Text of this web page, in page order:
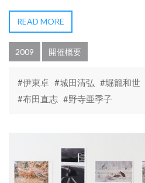
READ MORE
2009 開催概要
#伊東卓 #城田清弘 #堀籠和世
#布田直志 #野寺亜季子